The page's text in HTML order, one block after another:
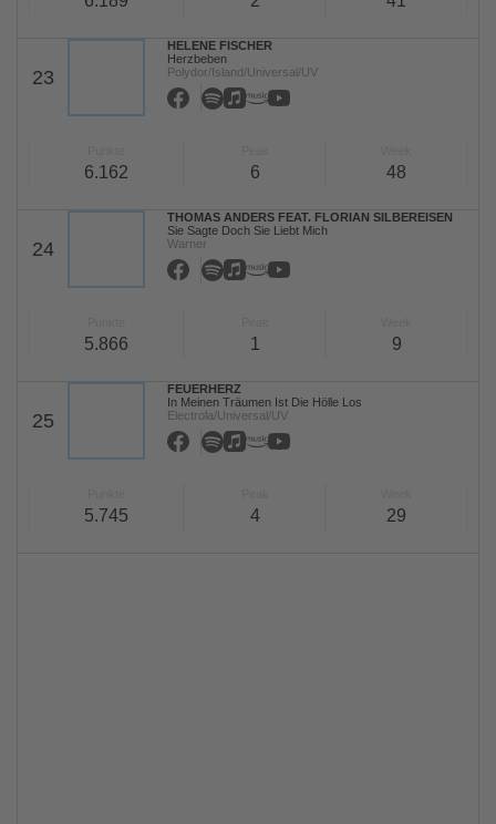
23
HELENE FISCHER
Herzbeben
Polydor/Island/Universal/UV
6.162 6 48
24
THOMAS ANDERS FEAT. FLORIAN SILBEREISEN
Sie Sagte Doch Sie Liebt Mich
Warner
5.866 1 9
25
FEUERHERZ
In Meinen Träumen Ist Die Hölle Los
Electrola/Universal/UV
5.745 4 29